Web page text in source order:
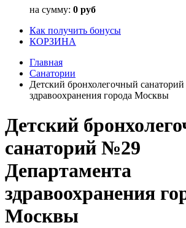
на сумму: 0 руб
Как получить бонусы
КОРЗИНА
Главная
Санатории
Детский бронхолегочный
здравоохранения города Москвы
Детский
санаторий №29
Департамента
здравоохранения
Москвы